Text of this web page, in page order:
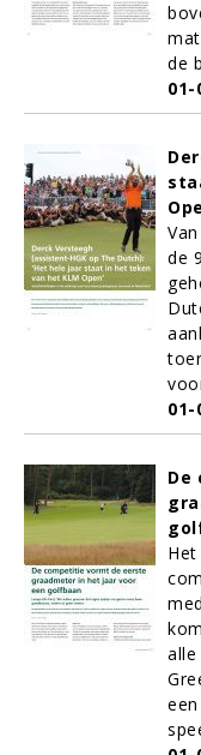
de
01-
de
01-
De
alle